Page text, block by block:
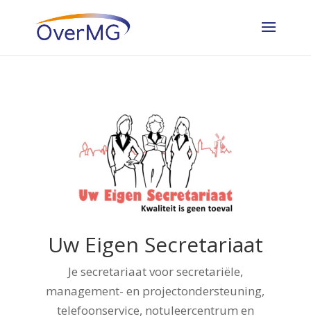
Uw Eigen Secretariaat
Je secretariaat voor secretariële,
management- en projectondersteuning,
telefoonservice, notuleercentrum en